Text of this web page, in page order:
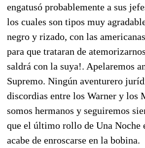
engatusó probablemente a sus
los cuales son tipos muy
negro y rizado, con las
para que trataran de
saldrá con la suya!. Apelaremos
Supremo. Ningún aventurero
discordias entre los Warner y los
somos hermanos y seguiremos
que el último rollo de Una Noche
acabe de enroscarse en la bobina.